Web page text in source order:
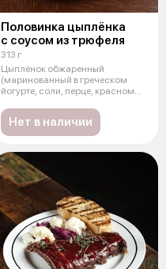
Половинка цыплёнка
с соусом из трюфеля
313 г
Цыплёнок обжаренный
(маринованный в греческом
йогурте, соли, перце, красном
Нет в наличии